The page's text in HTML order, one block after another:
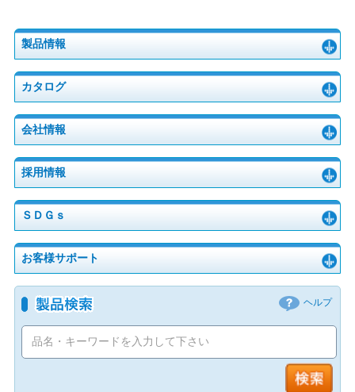
製品情報
カタログ
会社情報
採用情報
ＳＤＧｓ
お客様サポート
ヘルプ